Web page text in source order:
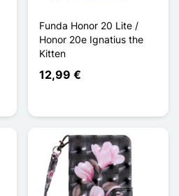
Funda Honor 20 Lite /
Honor 20e Ignatius the
Kitten
12,99 €